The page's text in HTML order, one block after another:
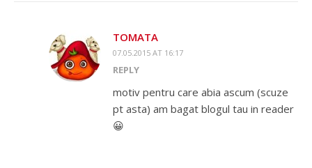
TOMATA
07.05.2015 AT 16:17
REPLY
motiv pentru care abia ascum (scuze
pt asta) am bagat blogul tau in reader
😀